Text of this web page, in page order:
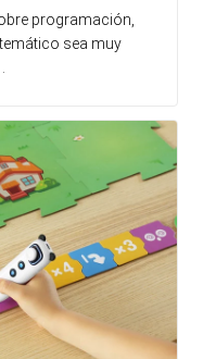
programación,
sea muy